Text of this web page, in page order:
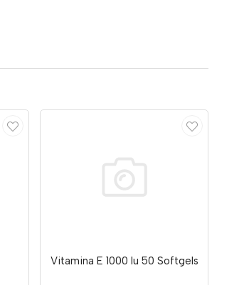
Vitamina E 1000 Iu 50 Softgels